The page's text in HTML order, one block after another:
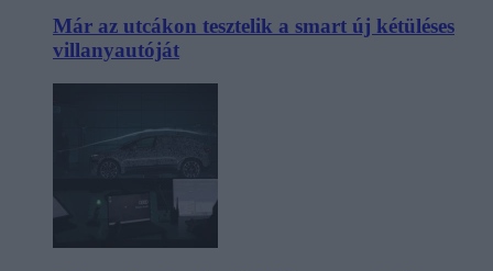
Már az utcákon tesztelik a smart új kétüléses
villanyautóját